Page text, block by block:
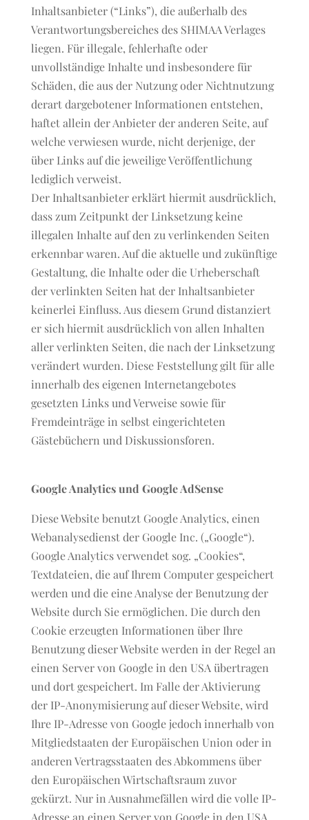
Inhaltsanbieter (“Links”), die außerhalb des
Verantwortungsbereiches des SHIMAA Verlages
liegen. Für illegale, fehlerhafte oder
unvollständige Inhalte und insbesondere für
Schäden, die aus der Nutzung oder Nichtnutzung
derart dargebotener Informationen entstehen,
haftet allein der Anbieter der anderen Seite, auf
welche verwiesen wurde, nicht derjenige, der
über Links auf die jeweilige Veröffentlichung
lediglich verweist.
Der Inhaltsanbieter erklärt hiermit ausdrücklich,
dass zum Zeitpunkt der Linksetzung keine
illegalen Inhalte auf den zu verlinkenden Seiten
erkennbar waren. Auf die aktuelle und zukünftige
Gestaltung, die Inhalte oder die Urheberschaft
der verlinkten Seiten hat der Inhaltsanbieter
keinerlei Einfluss. Aus diesem Grund distanziert
er sich hiermit ausdrücklich von allen Inhalten
aller verlinkten Seiten, die nach der Linksetzung
verändert wurden. Diese Feststellung gilt für alle
innerhalb des eigenen Internetangebotes
gesetzten Links und Verweise sowie für
Fremdeinträge in selbst eingerichteten
Gästebüchern und Diskussionsforen.
Google Analytics und Google AdSense
Diese Website benutzt Google Analytics, einen
Webanalysedienst der Google Inc. („Google“).
Google Analytics verwendet sog. „Cookies“,
Textdateien, die auf Ihrem Computer gespeichert
werden und die eine Analyse der Benutzung der
Website durch Sie ermöglichen. Die durch den
Cookie erzeugten Informationen über Ihre
Benutzung dieser Website werden in der Regel an
einen Server von Google in den USA übertragen
und dort gespeichert. Im Falle der Aktivierung
der IP-Anonymisierung auf dieser Website, wird
Ihre IP-Adresse von Google jedoch innerhalb von
Mitgliedstaaten der Europäischen Union oder in
anderen Vertragsstaaten des Abkommens über
den Europäischen Wirtschaftsraum zuvor
gekürzt. Nur in Ausnahmefällen wird die volle IP-
Adresse an einen Server von Google in den USA